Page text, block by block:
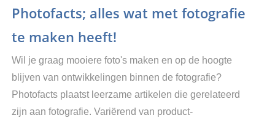
Photofacts; alles wat met fotografie
te maken heeft!
Wil je graag mooiere foto's maken en op de hoogte
blijven van ontwikkelingen binnen de fotografie?
Photofacts plaatst leerzame artikelen die gerelateerd
zijn aan fotografie. Variërend van product-